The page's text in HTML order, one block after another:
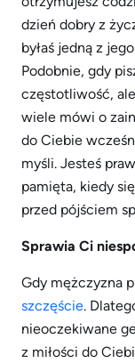
dzień dobry z
byłaś jedną z
Podobnie, gdy
częstotliwość,
wiele mówi o
do Ciebie
myśli. Jesteś
pamięta, kiedy
przed pójściem
Sprawia Ci
Gdy mężczyzna
szczęście.
nieoczekiwane
z miłości do